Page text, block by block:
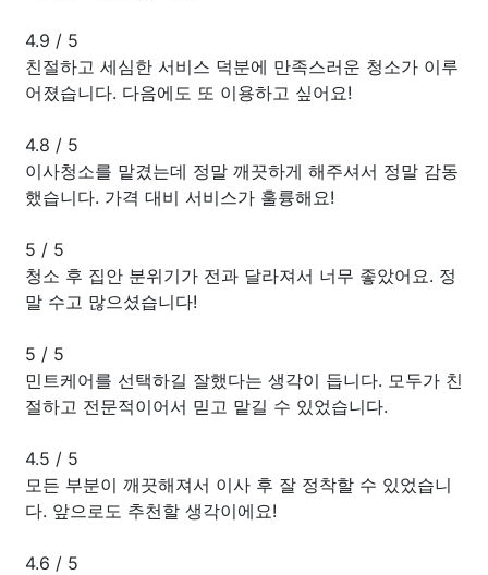
4.9 / 5
친절하고 세심한 서비스 덕분에 만족스러운 청소가 이루
어졌습니다. 다음에도 또 이용하고 싶어요!
4.8 / 5
이사청소를 맡겼는데 정말 깨끗하게 해주셔서 정말 감동
했습니다. 가격 대비 서비스가 훌륭해요!
5 / 5
청소 후 집안 분위기가 전과 달라져서 너무 좋았어요. 정
말 수고 많으셨습니다!
5 / 5
민트케어를 선택하길 잘했다는 생각이 듭니다. 모두가 친
절하고 전문적이어서 믿고 맡길 수 있었습니다.
4.5 / 5
모든 부분이 깨끗해져서 이사 후 잘 정착할 수 있었습니
다. 앞으로도 추천할 생각이에요!
4.6 / 5